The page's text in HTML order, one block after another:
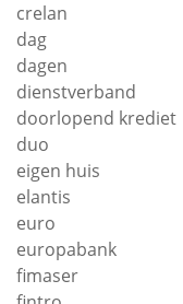
crelan
dag
dagen
dienstverband
doorlopend krediet
duo
eigen huis
elantis
euro
europabank
fimaser